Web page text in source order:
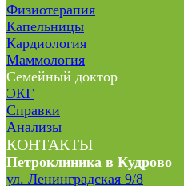
Физиотерапия
Капельницы
Кардиология
Маммология
Семейный доктор
ЭКГ
Справки
Анализы
КОНТАКТЫ
Петроклиника в Кудрово
ул. Ленинградская 9/8